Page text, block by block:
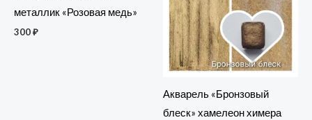
металлик «Розовая медь»
300₽
Акварель «Бронзовый
блеск» хамелеон химера